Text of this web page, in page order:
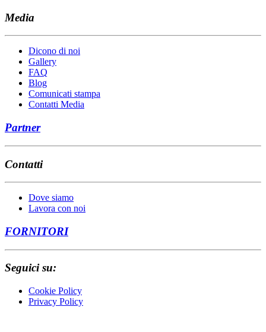
Media
Dicono di noi
Gallery
FAQ
Blog
Comunicati stampa
Contatti Media
Partner
Contatti
Dove siamo
Lavora con noi
FORNITORI
Seguici su:
Cookie Policy
Privacy Policy